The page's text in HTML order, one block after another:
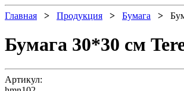
Главная > Продукция > Бумага >
Бумага 30*30 см
Артикул: